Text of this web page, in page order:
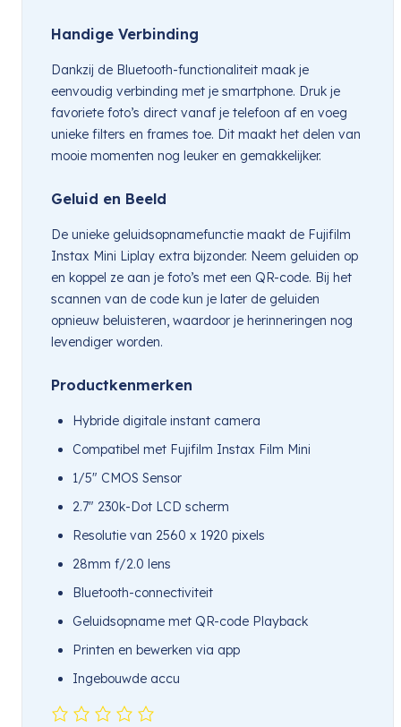
Handige Verbinding
Dankzij de Bluetooth-functionaliteit maak je
eenvoudig verbinding met je smartphone. Druk je
favoriete foto’s direct vanaf je telefoon af en voeg
unieke filters en frames toe. Dit maakt het delen van
mooie momenten nog leuker en gemakkelijker.
Geluid en Beeld
De unieke geluidsopnamefunctie maakt de Fujifilm
Instax Mini Liplay extra bijzonder. Neem geluiden op
en koppel ze aan je foto’s met een QR-code. Bij het
scannen van de code kun je later de geluiden
opnieuw beluisteren, waardoor je herinneringen nog
levendiger worden.
Productkenmerken
Hybride digitale instant camera
Compatibel met Fujifilm Instax Film Mini
1/5″ CMOS Sensor
2.7″ 230k-Dot LCD scherm
Resolutie van 2560 x 1920 pixels
28mm f/2.0 lens
Bluetooth-connectiviteit
Geluidsopname met QR-code Playback
Printen en bewerken via app
Ingebouwde accu